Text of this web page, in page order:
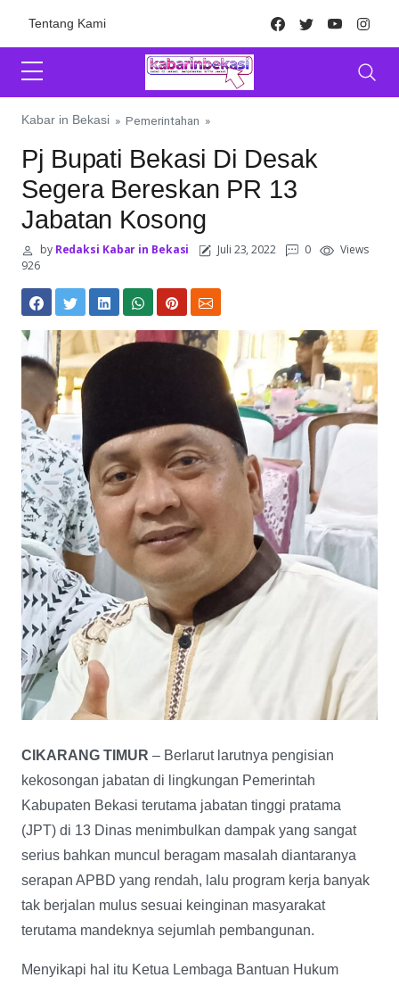
Tentang Kami Facebook
TwitterYoutube
Kabar in Bekasi » Pemerintahan »
Pj Bupati Bekasi Di Desak
Segera Bereskan PR 13
Jabatan Kosong
byRedaksi Kabar in Bekasi Juli 23, 2022 0
Views
926
CIKARANG TIMUR – Berlarut larutnya pengisian
kekosongan jabatan di lingkungan Pemerintah
Kabupaten Bekasi terutama jabatan tinggi pratama
(JPT) di 13 Dinas menimbulkan dampak yang sangat
serius bahkan muncul beragam masalah diantaranya
serapan APBD yang rendah, lalu program kerja banyak
tak berjalan mulus sesuai keinginan masyarakat
terutama mandeknya sejumlah pembangunan.
Menyikapi hal itu Ketua Lembaga Bantuan Hukum